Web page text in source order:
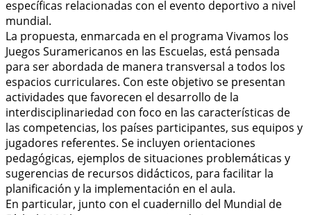
específicas relacionadas con el evento deportivo a nivel
mundial.
La propuesta, enmarcada en el programa Vivamos los
Juegos Suramericanos en las Escuelas, está pensada
para ser abordada de manera transversal a todos los
espacios curriculares. Con este objetivo se presentan
actividades que favorecen el desarrollo de la
interdisciplinariedad con foco en las características de
las competencias, los países participantes, sus equipos y
jugadores referentes. Se incluyen orientaciones
pedagógicas, ejemplos de situaciones problemáticas y
sugerencias de recursos didácticos, para facilitar la
planificación y la implementación en el aula.
En particular, junto con el cuadernillo del Mundial de